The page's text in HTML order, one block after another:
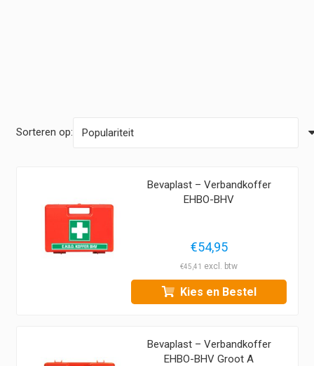
Sorteren op:
Bevaplast – Verbandkoffer
EHBO-BHV
€54,95
€45,41
Kies en Bestel
Bevaplast – Verbandkoffer
EHBO-BHV Groot A